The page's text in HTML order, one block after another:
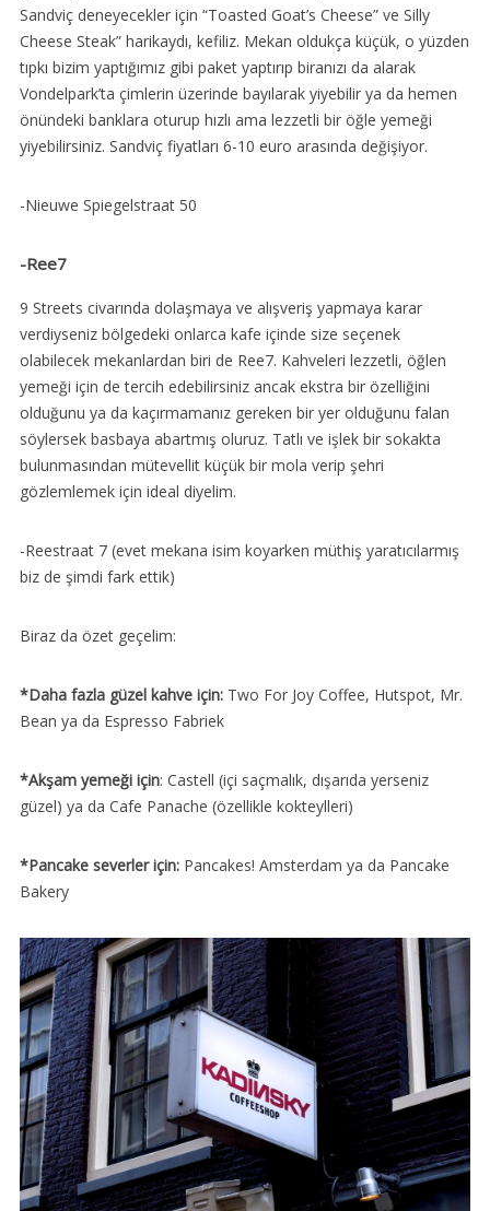
Sandviç deneyecekler için “Toasted Goat’s Cheese” ve Silly
Cheese Steak” harikaydı, kefiliz. Mekan oldukça küçük, o yüzden
tıpkı bizim yaptığımız gibi paket yaptırıp biranızı da alarak
Vondelpark’ta çimlerin üzerinde bayılarak yiyebilir ya da hemen
önündeki banklara oturup hızlı ama lezzetli bir öğle yemeği
yiyebilirsiniz. Sandviç fiyatları 6-10 euro arasında değişiyor.
-Nieuwe Spiegelstraat 50
-Ree7
9 Streets civarında dolaşmaya ve alışveriş yapmaya karar
verdiyseniz bölgedeki onlarca kafe içinde size seçenek
olabilecek mekanlardan biri de Ree7. Kahveleri lezzetli, öğlen
yemeği için de tercih edebilirsiniz ancak ekstra bir özelliğini
olduğunu ya da kaçırmamanız gereken bir yer olduğunu falan
söylersek basbaya abartmış oluruz. Tatlı ve işlek bir sokakta
bulunmasından mütevellit küçük bir mola verip şehri
gözlemlemek için ideal diyelim.
-Reestraat 7 (evet mekana isim koyarken müthiş yaratıcılarmış
biz de şimdi fark ettik)
Biraz da özet geçelim:
*Daha fazla güzel kahve için:Two For Joy Coffee, Hutspot, Mr.
Bean ya da Espresso Fabriek
*Akşam yemeği için: Castell (içi saçmalık, dışarıda yerseniz
güzel) ya da Cafe Panache (özellikle kokteylleri)
*Pancake severler için:Pancakes! Amsterdam ya da Pancake
Bakery